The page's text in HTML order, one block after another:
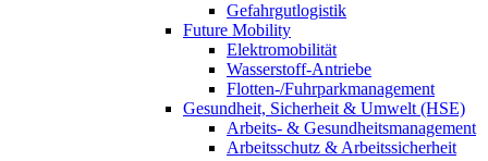
Gefahrgutlogistik
Future Mobility
Elektromobilität
Wasserstoff-Antriebe
Flotten-/Fuhrparkmanagement
Gesundheit, Sicherheit & Umwelt (HSE)
Arbeits- & Gesundheitsmanagement
Arbeitsschutz & Arbeitssicherheit